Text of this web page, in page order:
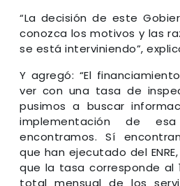
“La decisión de este
conozca los motivos y las
se está interviniendo”,
Y agregó: “El
ver con una tasa de
pusimos a buscar
implementación de
encontramos. Sí
que han ejecutado del
que la tasa corresponde al
total mensual de los